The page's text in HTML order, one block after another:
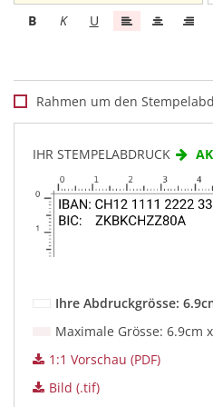
B K
U
Rahmen um den
IHR STEMPELABDRUCK
Ihre Abdruckgrösse:
Maximale Grösse: 6.9cm
1:1 Vorschau (PDF)
Bild (.tif)